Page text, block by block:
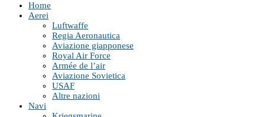
Home
Aerei
Luftwaffe
Regia Aeronautica
Aviazione giapponese
Royal Air Force
Armée de l’air
Aviazione Sovietica
USAF
Altre nazioni
Navi